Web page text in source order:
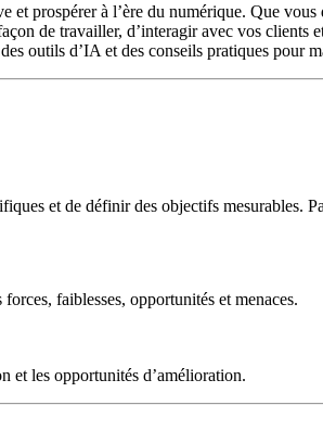
et prospérer à l’ère du numérique. Que
de travailler, d’interagir avec vos clients
outils d’IA et des conseils pratiques pour
et de définir des objectifs mesurables.
faiblesses, opportunités et menaces.
et les opportunités d’amélioration.